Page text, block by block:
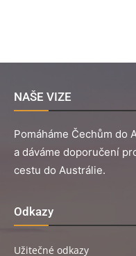
NAŠE VIZE
Pomáháme Čechům do
a dáváme doporučení
cestu do Austrálie.
Odkazy
Užitečné odkazy